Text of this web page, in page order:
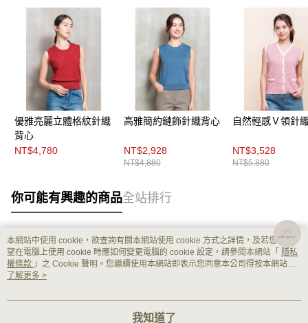
優雅亮麗立體格紋針織
背心
NT$4,780
高雅簡約鏈飾針織背心
NT$2,928
NT$4,880
自然輕感Ｖ領針
NT$3,528
NT$5,880
你可能有興趣的商品全站排行
熱門標籤
本網站中使用 cookie，欲查詢有關本網站使用 cookie 方式之詳情，及若您不希
望在電腦上使用 cookie 時應如何變更電腦的 cookie 設定，請參閱本網站「 隱私
權條款 」之 Cookie 聲明。您繼續使用本網站即表示您同意本公司得按本網站使
用條款之 Cookie 聲明使用 cookie。
了解更多 >
我知道了